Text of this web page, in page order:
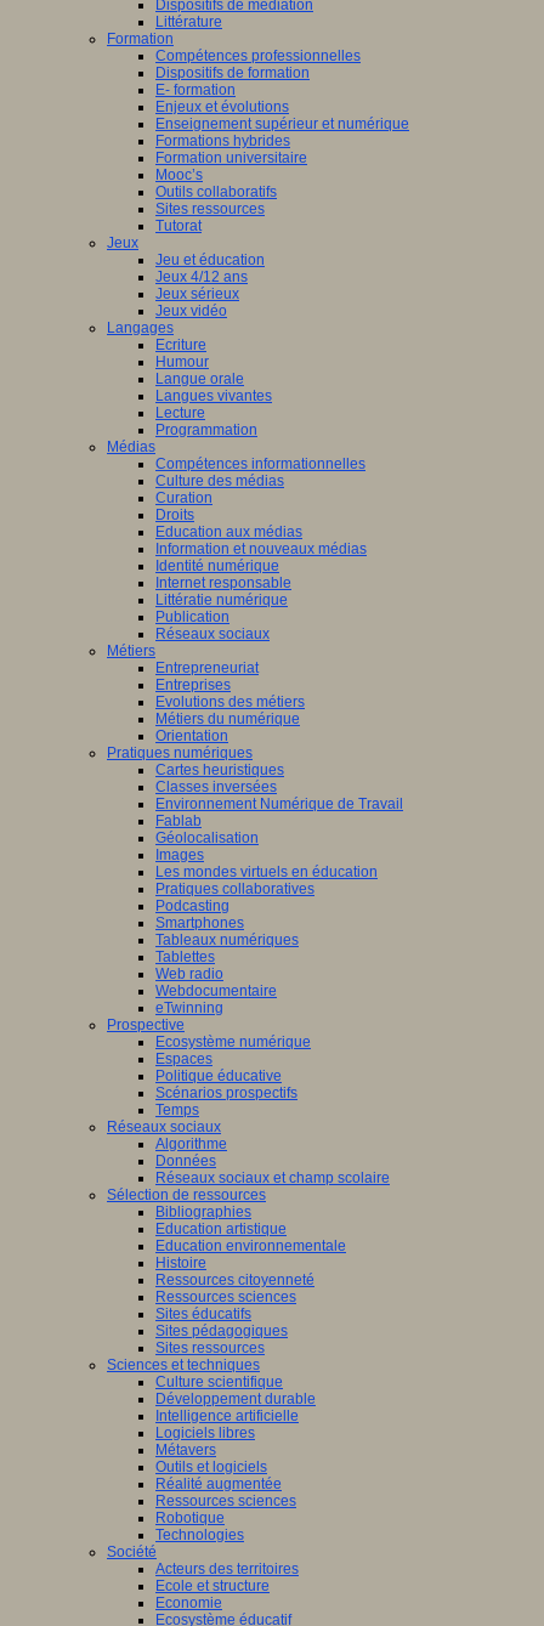
Dispositifs de médiation
Littérature
Formation
Compétences professionnelles
Dispositifs de formation
E- formation
Enjeux et évolutions
Enseignement supérieur et numérique
Formations hybrides
Formation universitaire
Mooc’s
Outils collaboratifs
Sites ressources
Tutorat
Jeux
Jeu et éducation
Jeux 4/12 ans
Jeux sérieux
Jeux vidéo
Langages
Ecriture
Humour
Langue orale
Langues vivantes
Lecture
Programmation
Médias
Compétences informationnelles
Culture des médias
Curation
Droits
Education aux médias
Information et nouveaux médias
Identité numérique
Internet responsable
Littératie numérique
Publication
Réseaux sociaux
Métiers
Entrepreneuriat
Entreprises
Evolutions des métiers
Métiers du numérique
Orientation
Pratiques numériques
Cartes heuristiques
Classes inversées
Environnement Numérique de Travail
Fablab
Géolocalisation
Images
Les mondes virtuels en éducation
Pratiques collaboratives
Podcasting
Smartphones
Tableaux numériques
Tablettes
Web radio
Webdocumentaire
eTwinning
Prospective
Ecosystème numérique
Espaces
Politique éducative
Scénarios prospectifs
Temps
Réseaux sociaux
Algorithme
Données
Réseaux sociaux et champ scolaire
Sélection de ressources
Bibliographies
Education artistique
Education environnementale
Histoire
Ressources citoyenneté
Ressources sciences
Sites éducatifs
Sites pédagogiques
Sites ressources
Sciences et techniques
Culture scientifique
Développement durable
Intelligence artificielle
Logiciels libres
Métavers
Outils et logiciels
Réalité augmentée
Ressources sciences
Robotique
Technologies
Société
Acteurs des territoires
Ecole et structure
Economie
Ecosystème éducatif